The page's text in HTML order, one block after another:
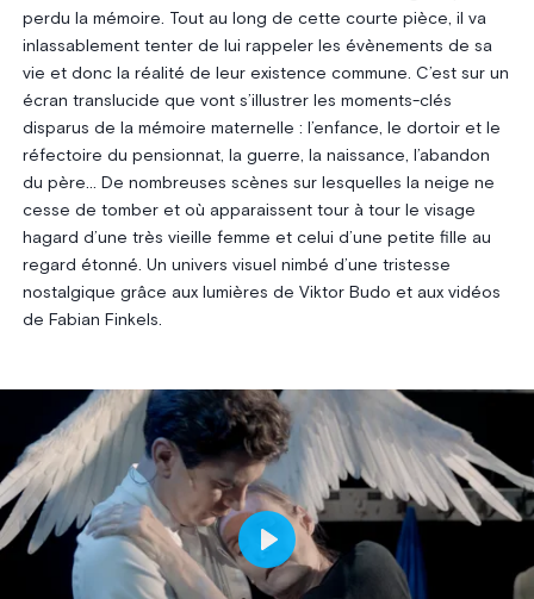
perdu la mémoire. Tout au long de cette courte pièce, il va
inlassablement tenter de lui rappeler les évènements de sa
vie et donc la réalité de leur existence commune. C’est sur un
écran translucide que vont s’illustrer les moments-clés
disparus de la mémoire maternelle : l’enfance, le dortoir et le
réfectoire du pensionnat, la guerre, la naissance, l’abandon
du père… De nombreuses scènes sur lesquelles la neige ne
cesse de tomber et où apparaissent tour à tour le visage
hagard d’une très vieille femme et celui d’une petite fille au
regard étonné. Un univers visuel nimbé d’une tristesse
nostalgique grâce aux lumières de Viktor Budo et aux vidéos
de Fabian Finkels.
Play